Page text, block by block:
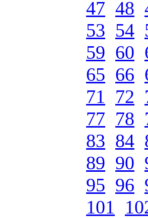
47 48
53 54
59 60
65 66
71 72
77 78
83 84
89 90
95 96
101